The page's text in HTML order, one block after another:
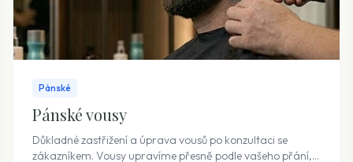
Pánské
Pánské vousy
Důkladné zastřižení a úprava vousů po konzultaci se
zákazníkem. Vousy upravíme přesně podle vašeho přání,